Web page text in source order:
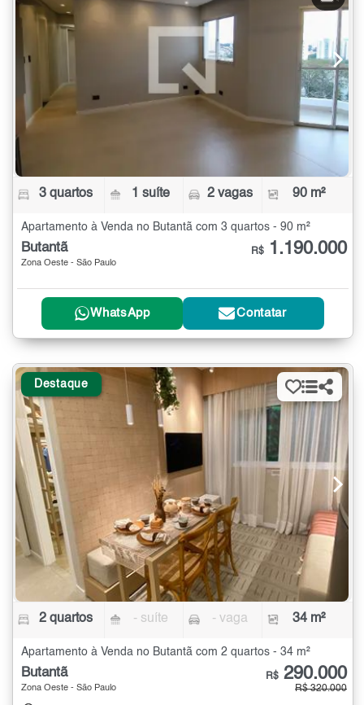
3 quartos 1 suíte 2 vagas 90 m²
Apartamento à Venda no Butantã com 3 quartos - 90 m²
Butantã
Zona Oeste - São Paulo
R$ 1.190.000
WhatsApp Contatar
Destaque
2 quartos - suíte - vaga 34 m²
Apartamento à Venda no Butantã com 2 quartos - 34 m²
Butantã
Zona Oeste - São Paulo
R$ 290.000
R$ 320.000